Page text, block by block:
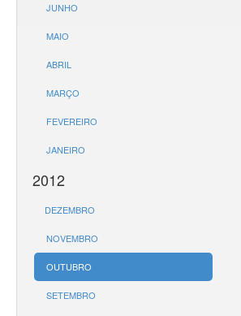
JUNHO
MAIO
ABRIL
MARÇO
FEVEREIRO
JANEIRO
2012
DEZEMBRO
NOVEMBRO
OUTUBRO
SETEMBRO